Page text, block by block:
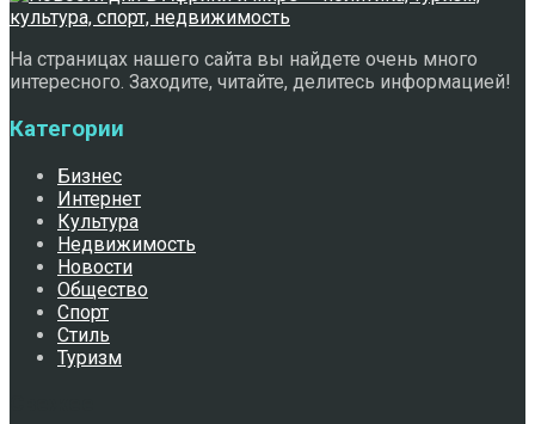
На страницах нашего сайта вы найдете очень много
интересного. Заходите, читайте, делитесь информацией!
Категории
Бизнес
Интернет
Культура
Недвижимость
Новости
Общество
Спорт
Стиль
Туризм